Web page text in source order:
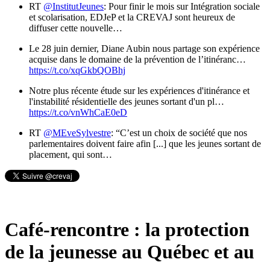
RT @InstitutJeunes: Pour finir le mois sur Intégration sociale
et scolarisation, EDJeP et la CREVAJ sont heureux de
diffuser cette nouvelle…
Le 28 juin dernier, Diane Aubin nous partage son expérience
acquise dans le domaine de la prévention de l’itinéranc…
https://t.co/xqGkbQOBhj
Notre plus récente étude sur les expériences d'itinérance et
l'instabilité résidentielle des jeunes sortant d'un pl…
https://t.co/vnWhCaE0eD
RT @MEveSylvestre: “C’est un choix de société que nos
parlementaires doivent faire afin [...] que les jeunes sortant de
placement, qui sont…
Café-rencontre : la protection
de la jeunesse au Québec et au